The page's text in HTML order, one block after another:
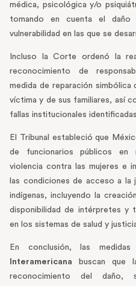
médica, psicológica y/o
tomando en cuenta el daño
vulnerabilidad en las que se
Incluso la Corte ordenó la
reconocimiento de
medida de reparación simbólica
víctima y de sus familiares, así
fallas institucionales
El Tribunal estableció que
de funcionarios públicos en
violencia contra las mujeres e
las condiciones de acceso a la
indígenas, incluyendo la
disponibilidad de intérpretes y
en los sistemas de salud y
En conclusión, las
Interamericana buscan que
reconocimiento del